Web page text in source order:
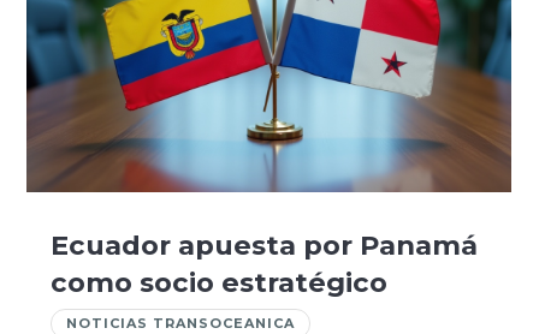
Ecuador apuesta por Panamá
como socio estratégico
NOTICIAS TRANSOCEANICA